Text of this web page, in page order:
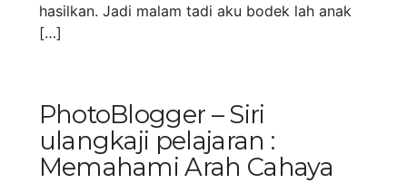
hasilkan. Jadi malam tadi aku bodek lah anak
[…]
PhotoBlogger – Siri
ulangkaji pelajaran :
Memahami Arah Cahaya